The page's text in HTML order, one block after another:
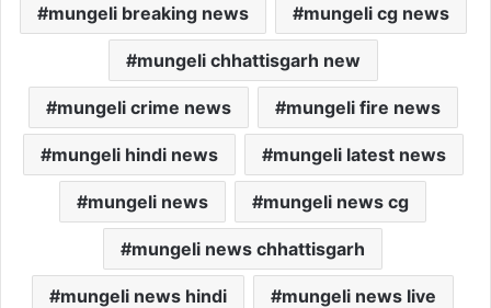
mungeli breaking news mungeli cg news
mungeli chhattisgarh new
mungeli crime news mungeli fire news
mungeli hindi news mungeli latest news
mungeli news mungeli news cg
mungeli news chhattisgarh
mungeli news hindi mungeli news live